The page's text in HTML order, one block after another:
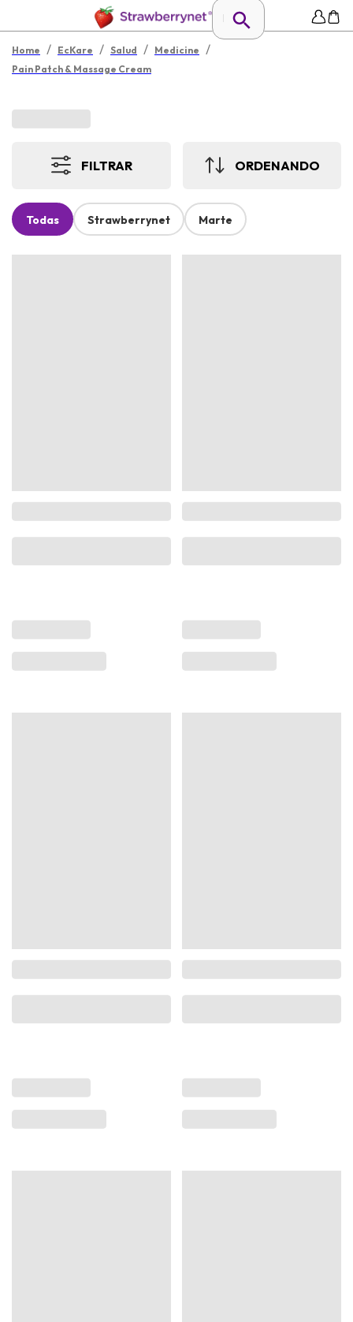
Home / EcKare / Salud / Medicine /
Pain Patch & Massage Cream
FILTRAR ORDENANDO
Todas Strawberrynet Marte